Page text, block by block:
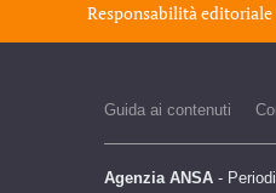
Responsabilità
Guida ai contenuti
Agenzia ANSA -